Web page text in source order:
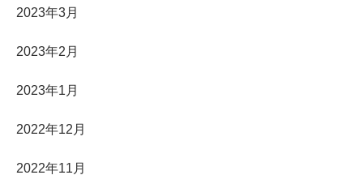
2023年3月
2023年2月
2023年1月
2022年12月
2022年11月